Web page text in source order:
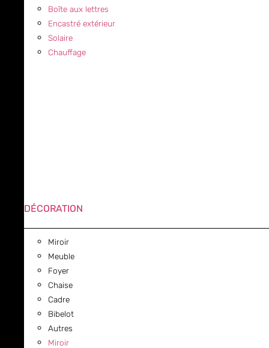
Boîte aux lettres
Encastré extérieur
Solaire
Chauffage
DÉCORATION
Miroir
Meuble
Foyer
Chaise
Cadre
Bibelot
Autres
Miroir